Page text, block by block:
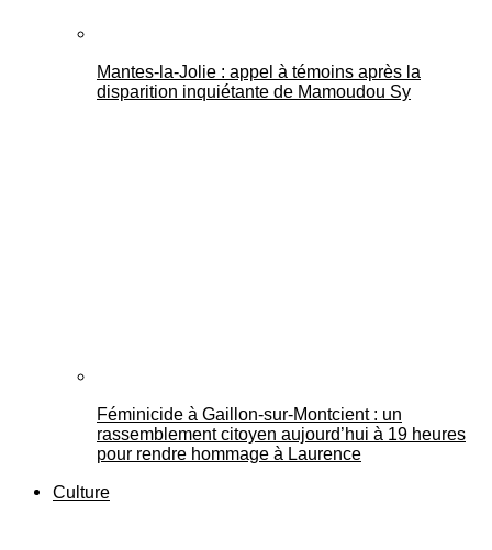
Mantes-la-Jolie : appel à témoins après la
disparition inquiétante de Mamoudou Sy
Féminicide à Gaillon‑sur‑Montcient : un
rassemblement citoyen aujourd’hui à 19 heures
pour rendre hommage à Laurence
Culture